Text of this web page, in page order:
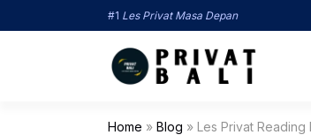
ke
#1 Les Privat Masa Depan
Home » Blog » Les Privat Reading